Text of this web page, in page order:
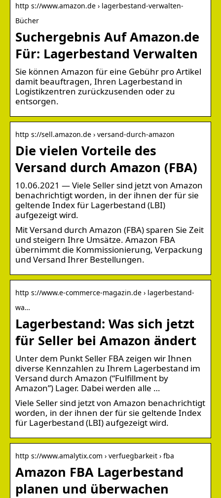
http s://www.amazon.de › lagerbestand-verwalten-
Bücher
Suchergebnis Auf Amazon.de
Für: Lagerbestand Verwalten
Sie können Amazon für eine Gebühr pro Artikel
damit beauftragen, Ihren Lagerbestand in
Logistikzentren zurückzusenden oder zu
entsorgen.
http s://sell.amazon.de › versand-durch-amazon
Die vielen Vorteile des
Versand durch Amazon (FBA)
10.06.2021 — Viele Seller sind jetzt von Amazon
benachrichtigt worden, in der ihnen der für sie
geltende Index für Lagerbestand (LBI)
aufgezeigt wird.
Mit Versand durch Amazon (FBA) sparen Sie Zeit
und steigern Ihre Umsätze. Amazon FBA
übernimmt die Kommissionierung, Verpackung
und Versand Ihrer Bestellungen.
http s://www.e-commerce-magazin.de › lagerbestand-
wa…
Lagerbestand: Was sich jetzt
für Seller bei Amazon ändert
Unter dem Punkt Seller FBA zeigen wir Ihnen
diverse Kennzahlen zu Ihrem Lagerbestand im
Versand durch Amazon (“Fulfillment by
Amazon”) Lager. Dabei werden alle …
Viele Seller sind jetzt von Amazon benachrichtigt
worden, in der ihnen der für sie geltende Index
für Lagerbestand (LBI) aufgezeigt wird.
http s://www.amalytix.com › verfuegbarkeit › fba
Amazon FBA Lagerbestand
planen und überwachen